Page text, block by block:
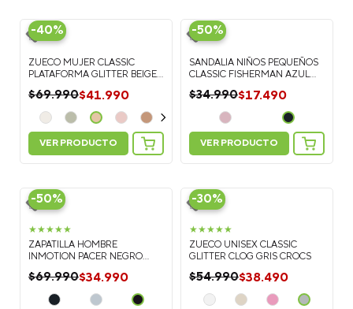
-40%
ZUECO MUJER CLASSIC
PLATAFORMA GLITTER BEIGE
$69.990$41.990
VER PRODUCTO
-50%
SANDALIA NIÑOS PEQUEÑOS
CLASSIC FISHERMAN AZUL
$34.990$17.490
VER PRODUCTO
-50%
★★★★★
ZAPATILLA HOMBRE
INMOTION PACER NEGRO
$69.990$34.990
-30%
★★★★★
ZUECO UNISEX CLASSIC
GLITTER CLOG GRIS CROCS
$54.990$38.490